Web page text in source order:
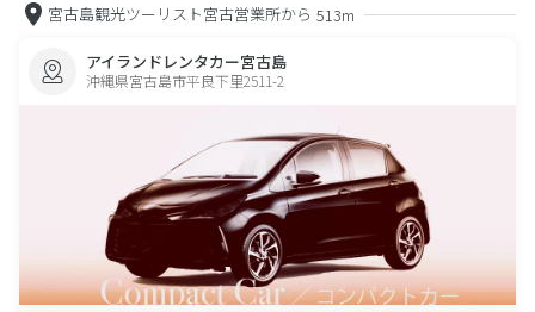
宮古島観光ツーリスト宮古営業所から 513m
アイランドレンタカー宮古島
沖縄県宮古島市平良下里2511-2